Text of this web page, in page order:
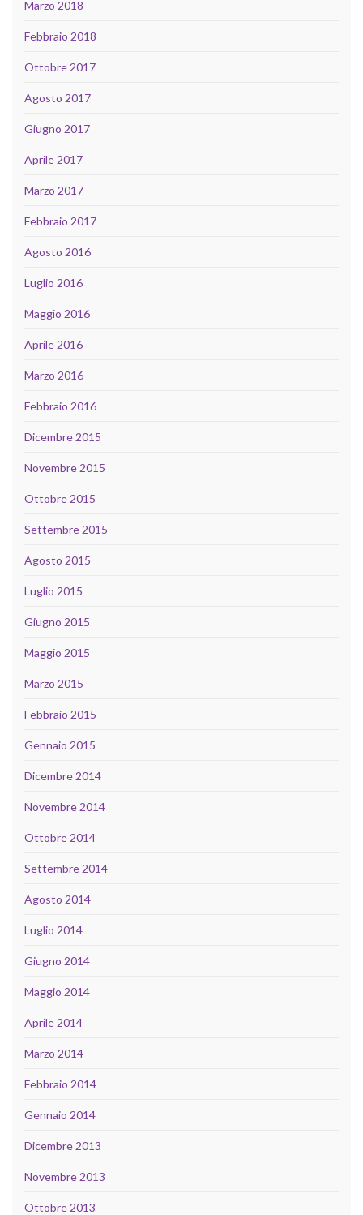
Marzo 2018
Febbraio 2018
Ottobre 2017
Agosto 2017
Giugno 2017
Aprile 2017
Marzo 2017
Febbraio 2017
Agosto 2016
Luglio 2016
Maggio 2016
Aprile 2016
Marzo 2016
Febbraio 2016
Dicembre 2015
Novembre 2015
Ottobre 2015
Settembre 2015
Agosto 2015
Luglio 2015
Giugno 2015
Maggio 2015
Marzo 2015
Febbraio 2015
Gennaio 2015
Dicembre 2014
Novembre 2014
Ottobre 2014
Settembre 2014
Agosto 2014
Luglio 2014
Giugno 2014
Maggio 2014
Aprile 2014
Marzo 2014
Febbraio 2014
Gennaio 2014
Dicembre 2013
Novembre 2013
Ottobre 2013